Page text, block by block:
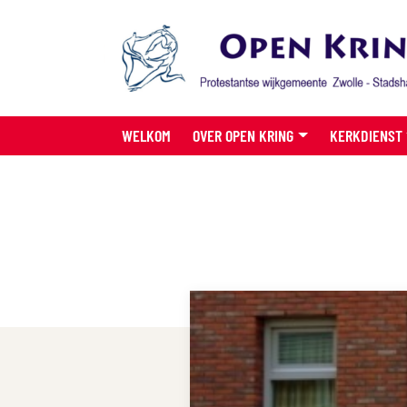
WELKOM OVER OPEN KRING KERKDIENST